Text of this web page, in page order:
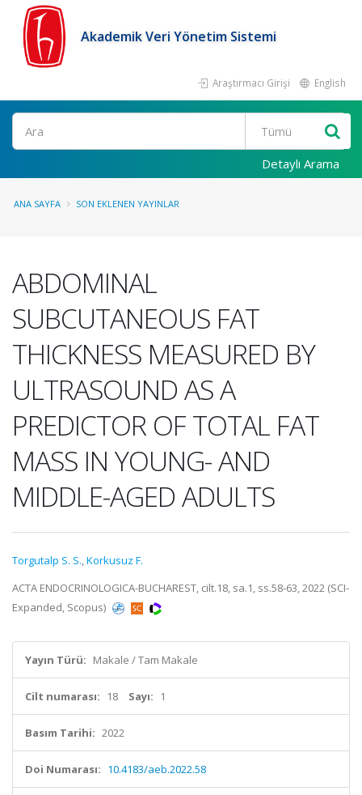
Akademik Veri Yönetim Sistemi
Araştırmacı Girişi English
Ara
Detaylı Arama
ANA SAYFA SON EKLENEN YAYINLAR
ABDOMINAL
SUBCUTANEOUS FAT
THICKNESS MEASURED BY
ULTRASOUND AS A
PREDICTOR OF TOTAL FAT
MASS IN YOUNG- AND
MIDDLE-AGED ADULTS
Torgutalp S. S.,Korkusuz F.
ACTA ENDOCRINOLOGICA-BUCHAREST, cilt.18, sa.1, ss.58-63, 2022 (SCI-
Expanded, Scopus)
Yayın Türü: Makale / Tam Makale
Cilt numarası: 18 Sayı: 1
Basım Tarihi: 2022
Doi Numarası: 10.4183/aeb.2022.58